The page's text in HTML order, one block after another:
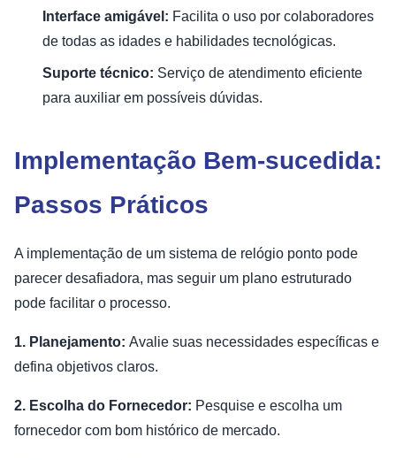
Interface amigável: Facilita o uso por colaboradores
de todas as idades e habilidades tecnológicas.
Suporte técnico: Serviço de atendimento eficiente
para auxiliar em possíveis dúvidas.
Implementação Bem-sucedida:
Passos Práticos
A implementação de um sistema de relógio ponto pode
parecer desafiadora, mas seguir um plano estruturado
pode facilitar o processo.
1. Planejamento: Avalie suas necessidades específicas e
defina objetivos claros.
2. Escolha do Fornecedor: Pesquise e escolha um
fornecedor com bom histórico de mercado.